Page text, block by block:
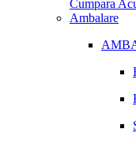
Cumpara
Ambalare